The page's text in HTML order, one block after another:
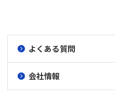
よくある質問
会社情報